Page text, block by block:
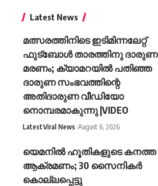
Latest News
മത്സരത്തിനിടെ ഇടിമിന്നലേറ്റ്
ഫുട്‌ബോൾ താരത്തിനു ദാരുണ
മരണം; ക്യാമറയിൽ പതിഞ്ഞ
ദാരുണ സംഭവത്തിന്റെ
അതിദാരുണ വീഡിയോ
നൊമ്പരമാകുന്നു |VIDEO
LatestViral News August 6, 2026
യെമനില്‍ ഹൂതികളുടെ കനത്ത
ആക്രമണം; 30 സൈനികര്‍
കൊല്ലപ്പെട്ടു